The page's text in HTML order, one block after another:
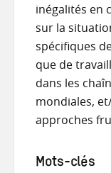
inégalités en
sur la
spécifiques
que de
dans les
mondiales,
approches
Mots-clés